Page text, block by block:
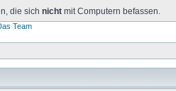
die sich nicht mit Computern befassen.
Team